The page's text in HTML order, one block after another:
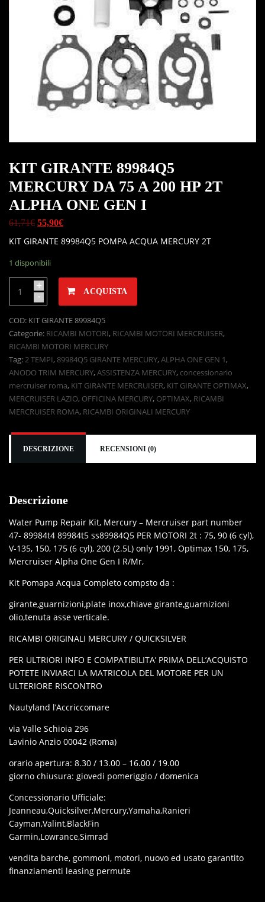
KIT GIRANTE 89984Q5
MERCURY DA 75 A 200 HP 2T
ALPHA ONE GEN I
61,71€ 55,90€
KIT GIRANTE 89984Q5 POMPA ACQUA MERCURY 2T
1 disponibili
+
- ACQUISTA
COD: KIT GIRANTE 89984Q5
Categorie: RICAMBI MOTORI, RICAMBI MOTORI MERCRUISER,
RICAMBI MOTORI MERCURY
Tag: 2 TEMPI,89984Q5 GIRANTE MERCURY,ALPHA ONE GEN 1,
ANODO TRIM MERCURY,ASSISTENZA MERCURY, concessionario
mercruiser roma, KIT GIRANTE MERCRUISER, KIT GIRANTE OPTIMAX,
MERCRUISER LAZIO, OFFICINA MERCURY, OPTIMAX, RICAMBI
MERCRUISER ROMA, RICAMBI ORIGINALI MERCURY
DESCRIZIONE RECENSIONI (0)
Descrizione
Water Pump Repair Kit, Mercury – Mercruiser part number
47- 89984t4 89984t5 ss89984Q5 PER MOTORI 2t : 75, 90 (6 cyl),
V-135, 150, 175 (6 cyl), 200 (2.5L) only 1991, Optimax 150, 175,
Mercruiser Alpha One Gen I R/Mr,
Kit Pomapa Acqua Completo compsto da :
girante,guarnizioni,plate inox,chiave girante,guarnizioni
olio,tenuta asse verticale.
RICAMBI ORIGINALI MERCURY / QUICKSILVER
PER ULTRIORI INFO E COMPATIBILITA’ PRIMA DELL’ACQUISTO
POTETE INVIARCI LA MATRICOLA DEL MOTORE PER UN
ULTERIORE RISCONTRO
Nautyland l’Accriccomare
via Valle Schioia 296
Lavinio Anzio 00042 (Roma)
orario apertura: 8.30 / 13.00 – 16.00 / 19.00
giorno chiusura: giovedi pomeriggio / domenica
Concessionario Ufficiale:
Jeanneau,Quicksilver,Mercury,Yamaha,Ranieri
Cayman,Valint,BlackFin
Garmin,Lowrance,Simrad
vendita barche, gommoni, motori, nuovo ed usato garantito
finanziamenti leasing permute